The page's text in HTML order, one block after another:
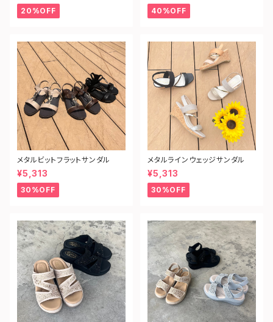
20%OFF 40%OFF
メタルビットフラットサンダル
¥5,313
30%OFF
メタルラインウェッジサンダル
¥5,313
30%OFF